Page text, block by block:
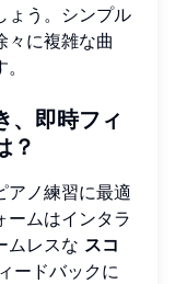
ょう。シンプル
々に複雑な曲
、即時フィ
？
アノ練習に最適
ームはインタラ
ムレスな スコ
ードバックに